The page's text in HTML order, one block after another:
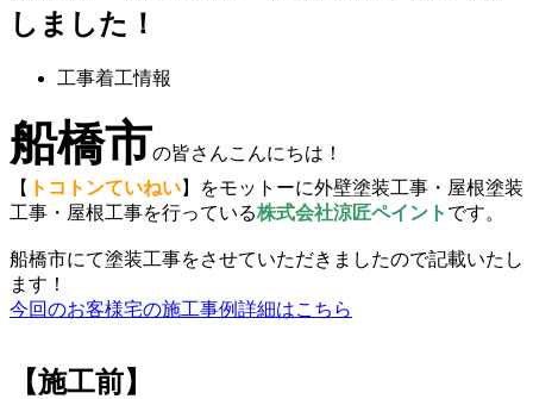
しました！
工事着工情報
船橋市の皆さんこんにちは！
【 トコトンていねい】をモットーに外壁塗装工事・屋根塗装
工事・屋根工事を行っている株式会社涼匠ペイント です。
船橋市にて塗装工事をさせていただきましたので記載いたし
ます！
今回のお客様宅の施工事例詳細はこちら
【施工前】